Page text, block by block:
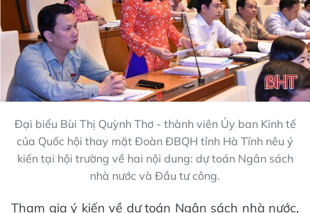
Đại biểu Bùi Thị Quỳnh Thơ - thành viên Ủy ban Kinh tế
của Quốc hội thay mặt Đoàn ĐBQH tỉnh Hà Tĩnh nêu ý
kiến tại hội trường về hai nội dung: dự toán Ngân sách
nhà nước và Đầu tư công.
Tham gia ý kiến về dự toán Ngân sách nhà nước,